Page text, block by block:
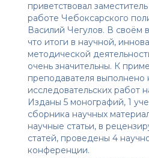
приветствовал
работе Чебоксарского
Василий Чегулов. В своём
что итоги в научной,
методической
очень значительны. К
преподавателя выполнено
исследовательских работ
Изданы 5 монографий, 1
сборника научных
научные статьи, в
статей, проведены 4
конференции.